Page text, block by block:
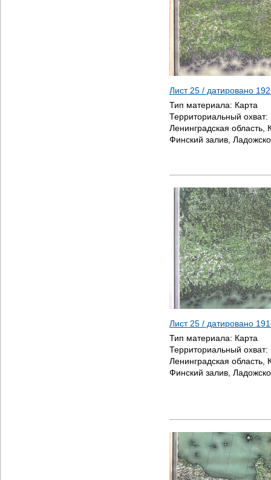
Лист 25 / датировано
Тип материала: Карта
Территориальный охват:
Ленинградская область,
Финский залив,
Лист 25 / датировано
Тип материала: Карта
Территориальный охват:
Ленинградская область,
Финский залив,